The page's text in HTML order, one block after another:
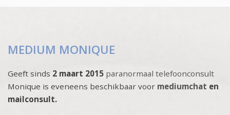
MEDIUM MONIQUE
Geeft sinds 2 maart 2015 paranormaal telefoonconsult
Monique is eveneens beschikbaar voor mediumchat en
mailconsult.